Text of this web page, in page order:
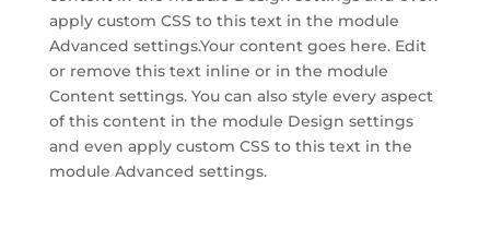
apply custom CSS to this text in the module
Advanced settings.Your content goes here. Edit
or remove this text inline or in the module
Content settings. You can also style every aspect
of this content in the module Design settings
and even apply custom CSS to this text in the
module Advanced settings.